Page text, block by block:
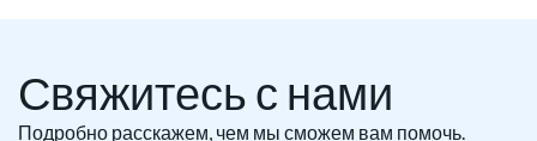
Свяжитесь с нами
Подробно расскажем, чем мы сможем вам помочь.